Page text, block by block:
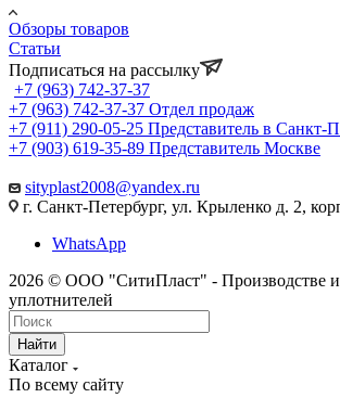
Обзоры товаров
Статьи
Подписаться на рассылку
+7 (963) 742-37-37
+7 (963) 742-37-37 Отдел продаж
+7 (911) 290-05-25 Представитель в Санкт-
+7 (903) 619-35-89 Представитель Москве
sityplast2008@yandex.ru
г. Санкт-Петербург, ул. Крыленко д. 2,
WhatsApp
2026 © ООО "СитиПласт" - Производстве
уплотнителей
Найти
Каталог
По всему сайту